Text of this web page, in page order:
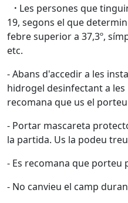
· Les persones que
19, segons el que
febre superior a 37,3º,
etc.
- Abans d'accedir a les
hidrogel desinfectant a
recomana que us el
- Portar mascareta
la partida. Us la podeu
- Es recomana que porteu
- No canvieu el camp